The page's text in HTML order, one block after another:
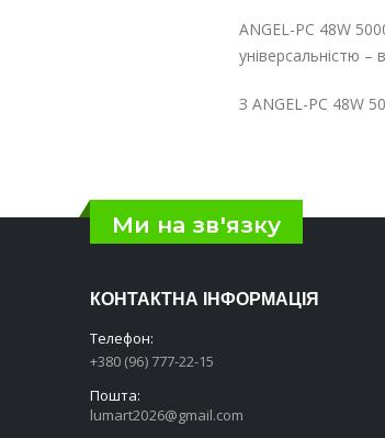
ANGEL-PC 48W
універсальністю
З ANGEL-PC 48W
Ми на зв'язку
КОНТАКТНА ІНФОРМАЦІЯ
Телефон:
+380 (96) 777-22-15
Пошта:
lumart2026@gmail.com